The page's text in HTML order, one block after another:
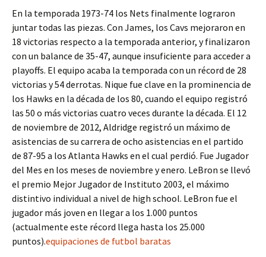
En la temporada 1973-74 los Nets finalmente lograron
juntar todas las piezas. Con James, los Cavs mejoraron en
18 victorias respecto a la temporada anterior, y finalizaron
con un balance de 35-47, aunque insuficiente para acceder a
playoffs. El equipo acaba la temporada con un récord de 28
victorias y 54 derrotas. Nique fue clave en la prominencia de
los Hawks en la década de los 80, cuando el equipo registró
las 50 o más victorias cuatro veces durante la década. El 12
de noviembre de 2012, Aldridge registró un máximo de
asistencias de su carrera de ocho asistencias en el partido
de 87-95 a los Atlanta Hawks en el cual perdió. Fue Jugador
del Mes en los meses de noviembre y enero. LeBron se llevó
el premio Mejor Jugador de Instituto 2003, el máximo
distintivo individual a nivel de high school. LeBron fue el
jugador más joven en llegar a los 1.000 puntos
(actualmente este récord llega hasta los 25.000
puntos).equipaciones de futbol baratas